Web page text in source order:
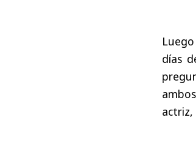
días
actriz,